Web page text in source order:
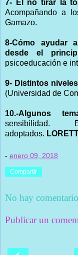
7- El no tirar la
Acompañando a
Gamazo.
8-Cómo ayudar
desde el
psicoeducación e
9- Distintos
(Universidad de
10.-Algunos
adoptados.
- enero 09, 2018
Compartir
No hay
Publicar un